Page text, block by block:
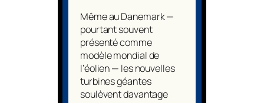
Même au Danemark —
pourtant souvent
présenté comme
modèle mondial de
l’éolien — les nouvelles
turbines géantes
soulèvent davantage